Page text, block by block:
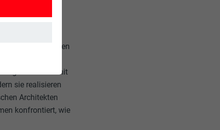
„Wir nehmen
die Nächte um
Team mit
sie realisieren
Architekten
konfrontiert, wie